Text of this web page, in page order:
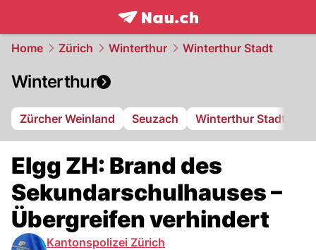
frontpage.NAU.ch
Home Zürich Winterthur Winterthur Stadt
Winterthur
Zürcher Weinland Seuzach Winterthur Stadt
Elgg ZH: Brand des
Sekundarschulhauses –
Übergreifen verhindert
Kantonspolizei Zürich